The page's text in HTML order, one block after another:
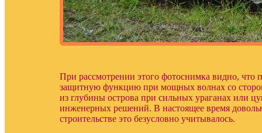
При рассмотрении этого фотоснимка видно, что
защитную функцию при мощных волнах со
из глубины острова при сильных ураганах или
инженерных решений. В настоящее время
строительстве это безусловно учитывалось.